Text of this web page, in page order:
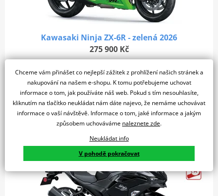
Kawasaki Ninja ZX-6R - zelená 2026
275 900 Kč
Detail produktu
Porovnat
Dostupné za na dotaz
ZÁRUKA 4 ROKY
Chceme vám přinášet co nejlepší zážitek z prohlížení našich stránek a
nakupování na našem e-shopu. K tomu potřebujeme uchovat
informace o tom, jak používáte náš web. Pokud s tím nesouhlasíte,
kliknutím na tlačítko neukládat nám dáte najevo, že nemáme uchovávat
informace o vaší návštěvě. Informace o tom, jaké informace a jakým
způsobem uchováváme naleznete zde.
Neukládat info
V pohodě pokračovat